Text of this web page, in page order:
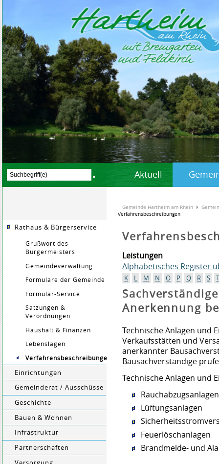
Aktuell
Rathaus & Bürgerservice
Grußwort des
Bürgermeisters
Gemeindeverwaltung
Formulare der Gemeinde
Formular-Service
Satzungen &
Verordnungen
Haushalt & Finanzen
Lebenslagen
Verfahrensbeschreibungen
Einrichtungen
Gemeinderat / Ausschüsse
Geschichte
Bauen & Wohnen
Infrastruktur
Partnerschaften
Gemeinde Hartheim am Rhein
Verfahrensbeschreibungen
Leistungen
Alphabetisches Register
K L M N O P Q R S
Anerkennung
Technische Anlagen und
Verkaufsstätten und
anerkannter
Bausachverständige
Technische Anlagen und
Rauchabzugsanlagen
Lüftungsanlagen
Feuerlöschanlagen
Brandmelde- und